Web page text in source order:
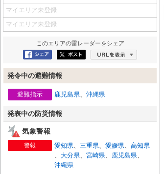
マイエリア未登録
マイエリア未登録
このエリアの雷レーダーをシェア
Facebookにシェア
ポスト
発令中の避難情報
避難指示 鹿児島県、 沖縄県
発表中の防災情報
気象警報
警報 愛知県、 三重県、 愛媛県、 高知県
、 大分県、 宮崎県、 鹿児島県、
沖縄県